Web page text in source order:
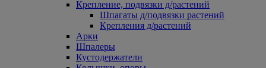
Крепление, подвязки д/растений
Шпагаты д/подвязки растений
Крепления д/растений
Арки
Шпалеры
Кустодержатели